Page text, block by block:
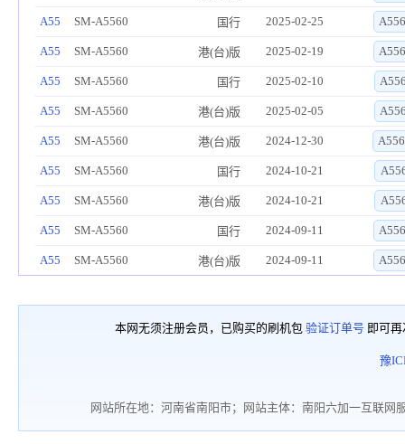
A55 SM-A5560 国行 2025-02-25
A55 SM-A5560 港(台)版 2025-02-19
A55 SM-A5560 国行 2025-02-10
A55 SM-A5560 港(台)版 2025-02-05
A55 SM-A5560 港(台)版 2024-12-30
A55 SM-A5560 国行 2024-10-21
A55 SM-A5560 港(台)版 2024-10-21
A55 SM-A5560 国行 2024-09-11
A55 SM-A5560 港(台)版 2024-09-11
本网无须注册会员，已购买的刷机包 验证订单号 即可
豫
网站所在地：河南省南阳市；网站主体：南阳六加一互联